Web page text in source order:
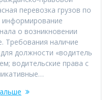
перевозка грузов по
информирование
о возникновении
Требования наличие
должности «водитель
водительские права с